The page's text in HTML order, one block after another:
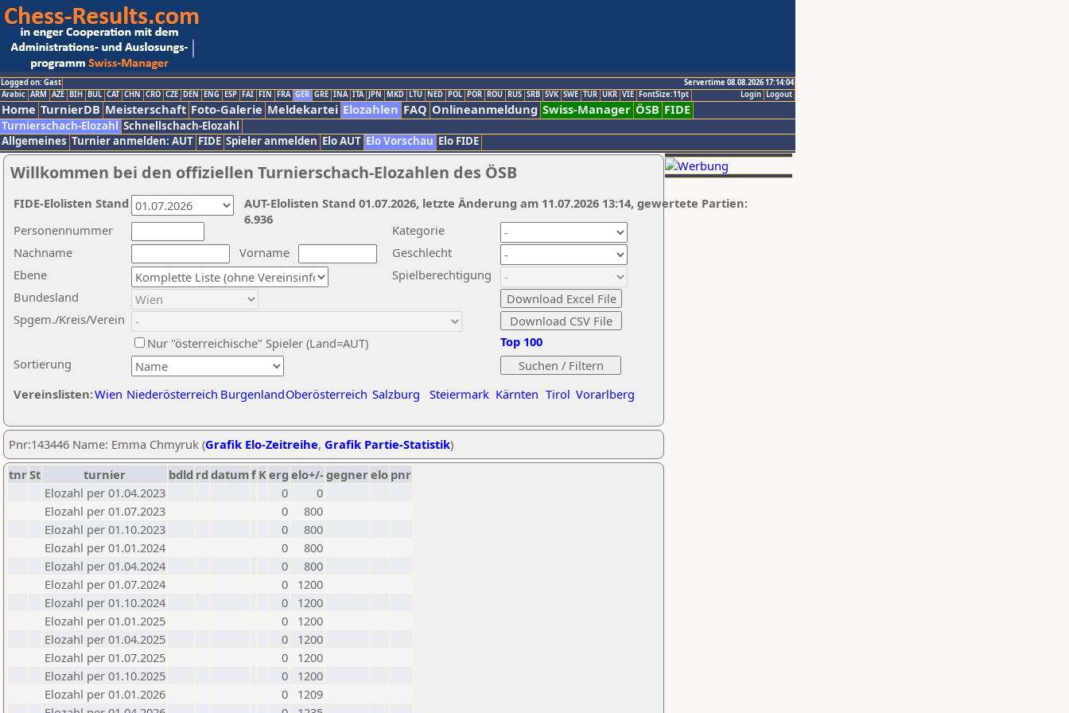
Logged on: Gast
Servertime 08.08.2026 17:14:04
Logout
Login
Arabic ARM AZE BIH BUL CAT CHN CRO CZE DEN ENG ESP FAI FIN FRA GER GRE INA ITA JPN MKD LTU NED POL POR ROU RUS SRB SVK SWE TUR UKR VIE FontSize:11pt
Home TurnierDB Meisterschaft Foto-Galerie Meldekartei Elozahlen FAQ Onlineanmeldung Swiss-Manager ÖSB FIDE
Turnierschach-Elozahl Schnellschach-Elozahl
Allgemeines Turnier anmelden: AUT FIDE Spieler anmelden Elo AUT Elo Vorschau Elo FIDE
Willkommen bei den offiziellen Turnierschach-Elozahlen des ÖSB
Nachname
Vorname
Ebene
Kategorie
Sortierung
Personennummer
Bundesland
Spgem./Kreis/Verein
Geschlecht
Nur "österreichische" Spieler (Land=AUT)
Spielberechtigung
Vereinslisten:Wien Niederösterreich BurgenlandOberösterreich Salzburg Steiermark Kärnten Tirol Vorarlberg
Top 100
AUT-Elolisten Stand 01.07.2026, letzte Änderung am 11.07.2026 13:14, gewertete Partien:
6.936
FIDE-Elolisten Stand
Pnr:143446 Name: Emma Chmyruk (Grafik Elo-Zeitreihe, Grafik Partie-Statistik)
tnrSt turnier bdld rd datumf Kerg elo+/-gegnerelo pnr
Elozahl per 01.04.2023
0
0
Elozahl per 01.07.2023
0
800
Elozahl per 01.10.2023
0
800
Elozahl per 01.01.2024
0
800
Elozahl per 01.04.2024
0
800
Elozahl per 01.07.2024
0
1200
Elozahl per 01.10.2024
0
1200
Elozahl per 01.01.2025
0
1200
Elozahl per 01.04.2025
0
1200
Elozahl per 01.07.2025
0
1200
Elozahl per 01.10.2025
0
1200
Elozahl per 01.01.2026
0
1209